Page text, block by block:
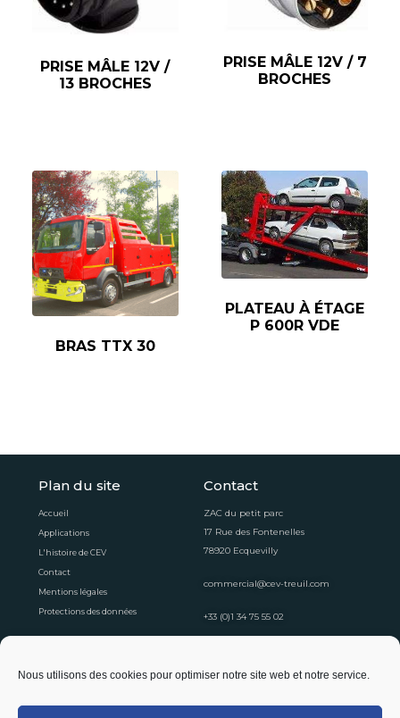
Nous utilisons des cookies pour optimiser notre site web et notre service.
PRISE MÂLE 12V /
13 BROCHES
PRISE MÂLE 12V / 7
BROCHES
BRAS TTX 30
PLATEAU À ÉTAGE
P 600R VDE
Plan du site
Accueil
Applications
L'histoire de CEV
Contact
Mentions légales
Protections des données
Contact
ZAC du petit parc
17 Rue des Fontenelles
78920 Ecquevilly
commercial@cev-treuil.com
+33 (0)1 34 75 55 02
Horaires d'ouvertures